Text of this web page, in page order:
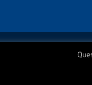
Albo